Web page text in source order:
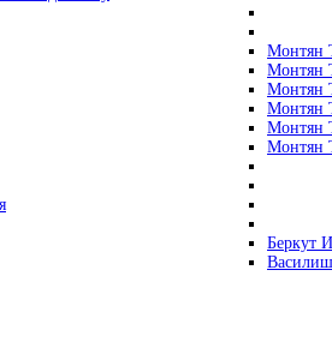
Монтян
Монтян
Монтян
Монтян
Монтян
Монтян
Беркут